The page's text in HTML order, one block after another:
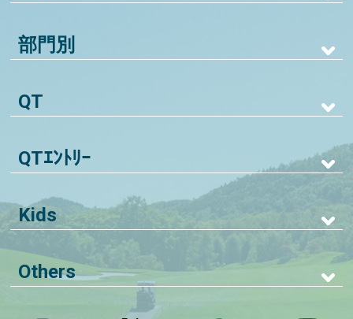
部門別
QT
QTｴﾝﾄﾘｰ
Kids
Others